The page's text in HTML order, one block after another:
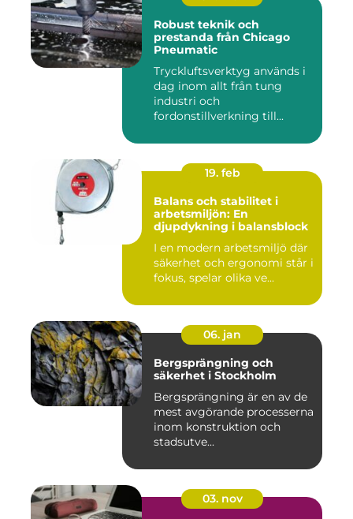
Robust teknik och
prestanda från Chicago
Pneumatic
Tryckluftsverktyg används i
dag inom allt från tung
industri och
fordonstillverkning till...
19. feb
Balans och stabilitet i
arbetsmiljön: En
djupdykning i balansblock
I en modern arbetsmiljö där
säkerhet och ergonomi står i
fokus, spelar olika ve...
06. jan
Bergsprängning och
säkerhet i Stockholm
Bergsprängning är en av de
mest avgörande processerna
inom konstruktion och
stadsutve...
03. nov